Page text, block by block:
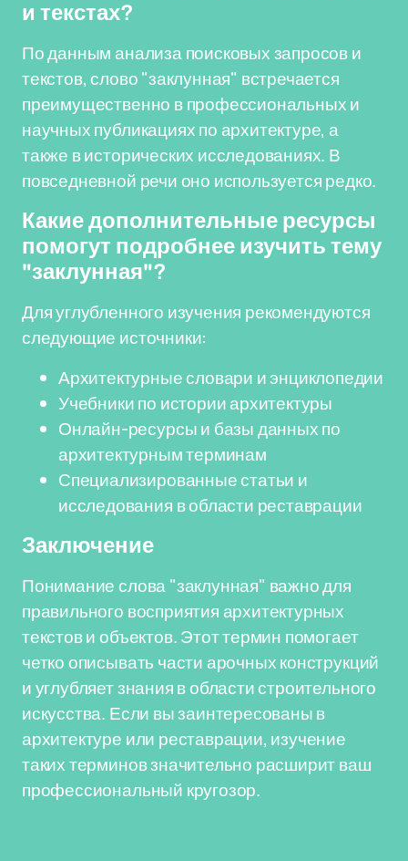
и текстах?
По данным анализа поисковых запросов и
текстов, слово "заклунная" встречается
преимущественно в профессиональных и
научных публикациях по архитектуре, а
также в исторических исследованиях. В
повседневной речи оно используется редко.
Какие дополнительные ресурсы
помогут подробнее изучить тему
"заклунная"?
Для углубленного изучения рекомендуются
следующие источники:
Архитектурные словари и энциклопедии
Учебники по истории архитектуры
Онлайн-ресурсы и базы данных по
архитектурным терминам
Специализированные статьи и
исследования в области реставрации
Заключение
Понимание слова "заклунная" важно для
правильного восприятия архитектурных
текстов и объектов. Этот термин помогает
четко описывать части арочных конструкций
и углубляет знания в области строительного
искусства. Если вы заинтересованы в
архитектуре или реставрации, изучение
таких терминов значительно расширит ваш
профессиональный кругозор.